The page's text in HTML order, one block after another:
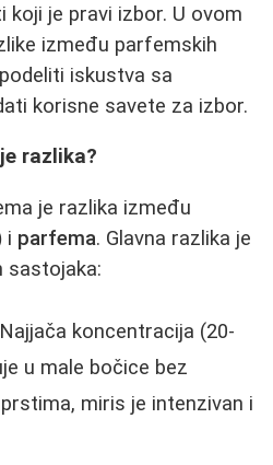
je pravi izbor. U ovom
između parfemskih
iskustva sa
korisne savete za izbor.
razlika?
je razlika između
i parfema. Glavna razlika je
sastojaka:
koncentracija (20-
u male bočice bez
miris je intenzivan i